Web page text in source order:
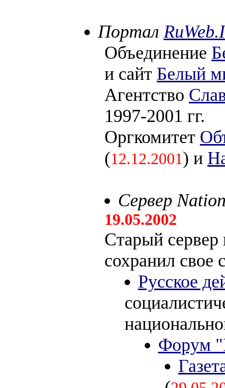
Портал
Объединение
и сайт Белый
Агентство
1997-2001 гг.
Оргкомитет
(12.12.2001) и
Сервер
19.05.2002
Старый
сохранил свое
Русское
Форум